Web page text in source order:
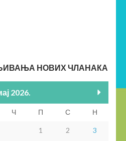
НОВИХ ЧЛАНАКА
2026.
Ч П С Н
1 2 3